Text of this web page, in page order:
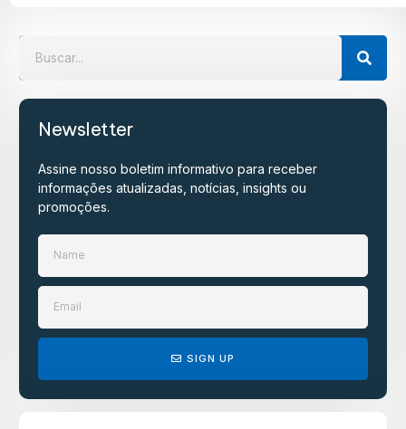
Newsletter
Assine nosso boletim informativo para receber
informações atualizadas, notícias, insights ou
promoções.​
SIGN UP